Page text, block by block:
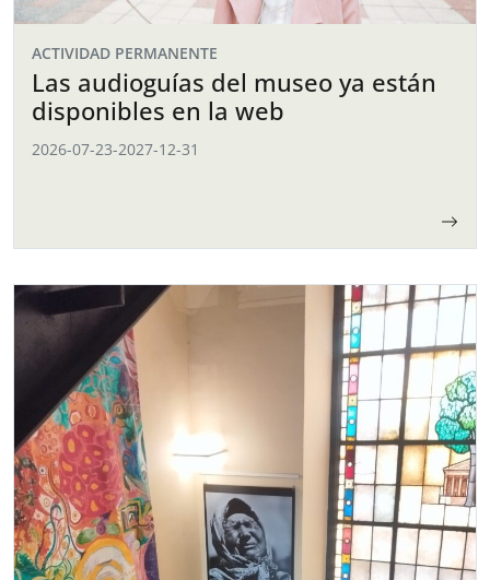
ACTIVIDAD PERMANENTE
Las audioguías del museo ya están
disponibles en la web
2026-07-23-2027-12-31